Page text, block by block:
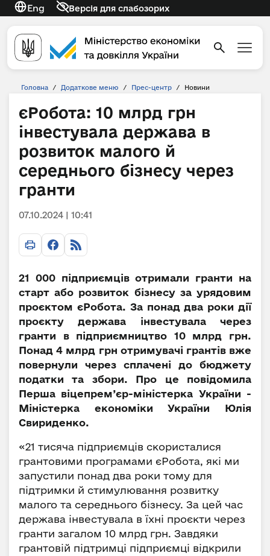
Eng Версія для слабозорих
Головна / Додаткове меню / Прес-центр / Новини
єРобота: 10 млрд грн
інвестувала держава в
розвиток малого й
середнього бізнесу через
гранти
07.10.2024 | 10:41
21 000 підприємців отримали гранти на
старт або розвиток бізнесу за урядовим
проєктом єРобота. За понад два роки дії
проєкту держава інвестувала через
гранти в підприємництво 10 млрд грн.
Понад 4 млрд грн отримувачі грантів вже
повернули через сплачені до бюджету
податки та збори. Про це повідомила
Перша віцепрем’єр-міністерка України -
Міністерка економіки України Юлія
Свириденко.
«21 тисяча підприємців скористалися
грантовими програмами єРобота, які ми
запустили понад два роки тому для
підтримки й стимулювання розвитку
малого та середнього бізнесу. За цей час
держава інвестувала в їхні проєкти через
гранти загалом 10 млрд грн. Завдяки
грантовій підтримці підприємці відкрили